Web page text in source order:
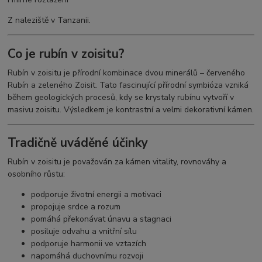
Z naleziště v Tanzanii.
Co je rubín v zoisitu?
Rubín v zoisitu je přírodní kombinace dvou minerálů – červeného
Rubín a zeleného Zoisit. Tato fascinující přírodní symbióza vzniká
během geologických procesů, kdy se krystaly rubínu vytvoří v
masivu zoisitu. Výsledkem je kontrastní a velmi dekorativní kámen.
Tradičně uváděné účinky
Rubín v zoisitu je považován za kámen vitality, rovnováhy a
osobního růstu:
podporuje životní energii a motivaci
propojuje srdce a rozum
pomáhá překonávat únavu a stagnaci
posiluje odvahu a vnitřní sílu
podporuje harmonii ve vztazích
napomáhá duchovnímu rozvoji